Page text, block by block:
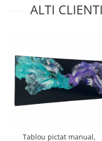
ALTI
Tablou pictat manual,